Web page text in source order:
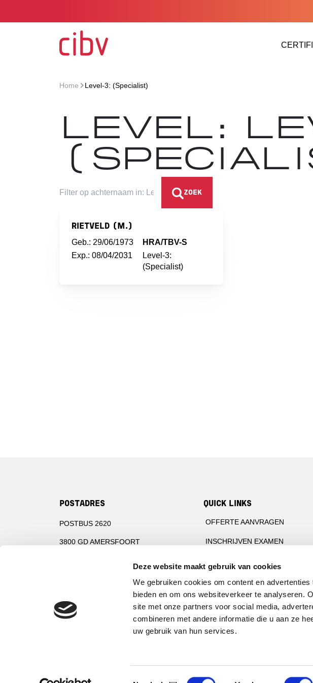
Deze website maakt gebruik van cookies
We gebruiken cookies om content en
bieden en om ons websiteverkeer te analyseren.
site met onze partners voor social media,
combineren met andere informatie die u aan ze
uw gebruik van hun services.
Toestemmingsselectie
Home > Level-3: (Specialist)
LEVEL:
ZOEK
RIETVELD (M.)
Geb.: 29/06/1973
HRA/TBV-S
Exp.: 08/04/2031
Level-3:
(Specialist)
POSTADRES
POSTBUS 2620
3800 GD AMERSFOORT
3821 BB AMERSFOORT
QUICK LINKS
OFFERTE AANVRAGEN
INSCHRIJVEN EXAMEN
CIBV CERTIFICATEN PORTAL
AFKORTINGEN
LINKS